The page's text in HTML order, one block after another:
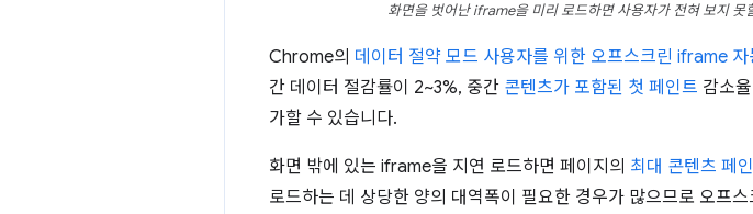
화면을 벗어난 iframe을 미리 로드하면 사용자가 전혀 보지
Chrome의 데이터 절약 모드 사용자를 위한 오프스크린 iframe 자
간 데이터 절감률이 2~3%, 중간 콘텐츠가 포함된 첫 페인트 감소
가할 수 있습니다.
화면 밖에 있는 iframe을 지연 로드하면 페이지의 최대 콘텐츠 페
로드하는 데 상당한 양의 대역폭이 필요한 경우가 많으므로 오프